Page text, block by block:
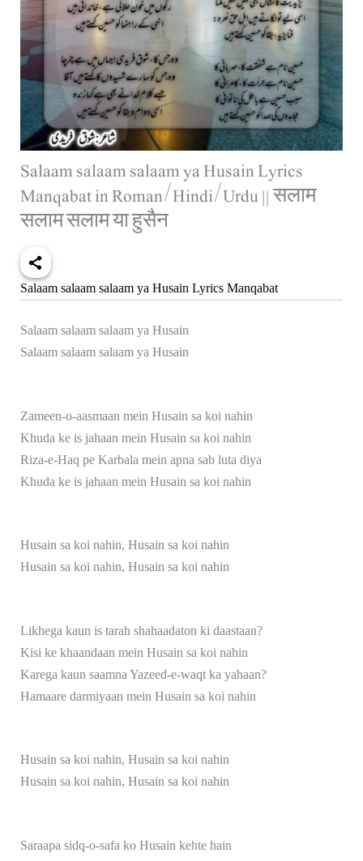
Salaam salaam salaam ya Husain Lyrics
Manqabat in Roman/Hindi/Urdu || सलाम
सलाम सलाम या हुसैन
Salaam salaam salaam ya Husain Lyrics Manqabat
Salaam salaam salaam ya Husain
Salaam salaam salaam ya Husain
Zameen-o-aasmaan mein Husain sa koi nahin
Khuda ke is jahaan mein Husain sa koi nahin
Riza-e-Haq pe Karbala mein apna sab luta diya
Khuda ke is jahaan mein Husain sa koi nahin
Husain sa koi nahin, Husain sa koi nahin
Husain sa koi nahin, Husain sa koi nahin
Likhega kaun is tarah shahaadaton ki daastaan?
Kisi ke khaandaan mein Husain sa koi nahin
Karega kaun saamna Yazeed-e-waqt ka yahaan?
Hamaare darmiyaan mein Husain sa koi nahin
Husain sa koi nahin, Husain sa koi nahin
Husain sa koi nahin, Husain sa koi nahin
Saraapa sidq-o-safa ko Husain kehte hain